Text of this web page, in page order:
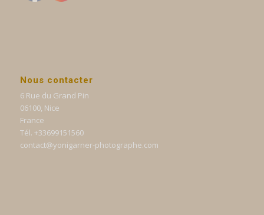
Nous contacter
6 Rue du Grand Pin
06100, Nice
France
Tél. +33699151560
contact@yonigarner-photographe.com